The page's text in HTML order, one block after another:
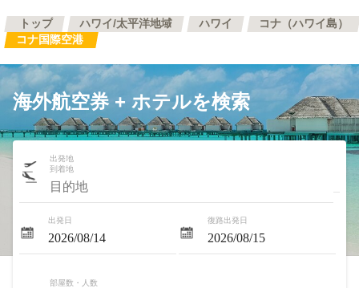
トップ ハワイ/太平洋地域 ハワイ
コナ（ハワイ島）
コナ国際空港
海外航空券 + ホテルを検索
出発地
到着地
出発日 復路出発日
部屋数・人数